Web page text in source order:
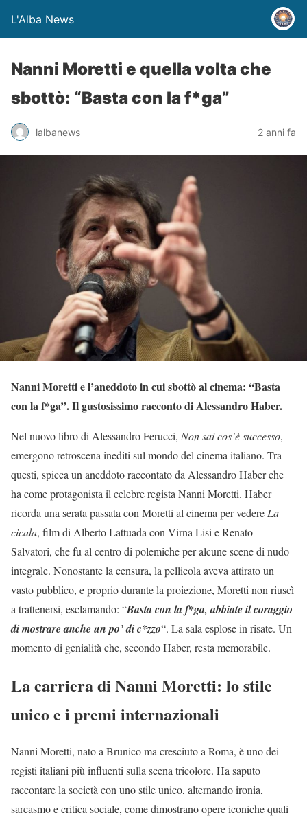
L'Alba News
Nanni Moretti e quella volta che
sbottò: “Basta con la f*ga”
lalbanews 2 anni fa
Nanni Moretti e l’aneddoto in cui sbottò al cinema: “Basta
con la f*ga”. Il gustosissimo racconto di Alessandro Haber.
Nel nuovo libro di Alessandro Ferucci, Non sai cos’è successo,
emergono retroscena inediti sul mondo del cinema italiano. Tra
questi, spicca un aneddoto raccontato da Alessandro Haber che
ha come protagonista il celebre regista Nanni Moretti. Haber
ricorda una serata passata con Moretti al cinema per vedere La
cicala, film di Alberto Lattuada con Virna Lisi e Renato
Salvatori, che fu al centro di polemiche per alcune scene di nudo
integrale. Nonostante la censura, la pellicola aveva attirato un
vasto pubblico, e proprio durante la proiezione, Moretti non riuscì
a trattenersi, esclamando: “Basta con la f*ga, abbiate il coraggio
di mostrare anche un po’ di c*zzo“. La sala esplose in risate. Un
momento di genialità che, secondo Haber, resta memorabile.
La carriera di Nanni Moretti: lo stile
unico e i premi internazionali
Nanni Moretti, nato a Brunico ma cresciuto a Roma, è uno dei
registi italiani più influenti sulla scena tricolore. Ha saputo
raccontare la società con uno stile unico, alternando ironia,
sarcasmo e critica sociale, come dimostrano opere iconiche quali